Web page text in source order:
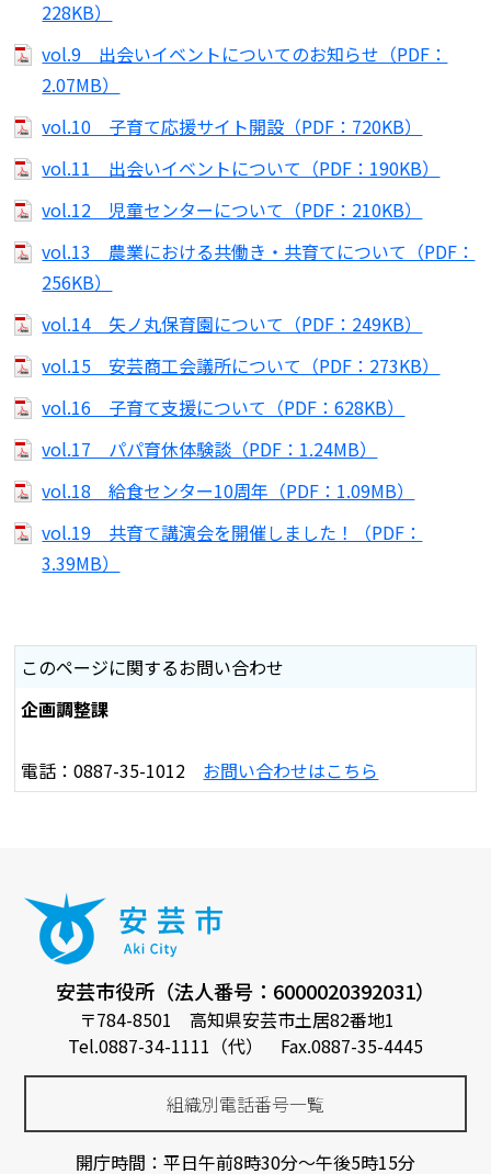
228KB）
vol.9 出会いイベントについてのお知らせ（PDF：
2.07MB）
vol.10 子育て応援サイト開設（PDF：720KB）
vol.11 出会いイベントについて（PDF：190KB）
vol.12 児童センターについて（PDF：210KB）
vol.13 農業における共働き・共育てについて（PDF：
256KB）
vol.14 矢ノ丸保育園について（PDF：249KB）
vol.15 安芸商工会議所について（PDF：273KB）
vol.16 子育て支援について（PDF：628KB）
vol.17 パパ育休体験談（PDF：1.24MB）
vol.18 給食センター10周年（PDF：1.09MB）
vol.19 共育て講演会を開催しました！（PDF：
3.39MB）
このページに関するお問い合わせ
企画調整課
電話：0887-35-1012 お問い合わせはこちら
安芸市役所（法人番号：6000020392031）
〒784-8501 高知県安芸市土居82番地1
Tel.0887-34-1111（代） Fax.0887-35-4445
組織別電話番号一覧
開庁時間：平日午前8時30分～午後5時15分